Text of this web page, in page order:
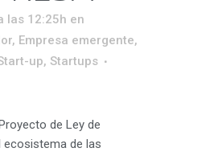
las 12:25h en
, Empresa emergente,
up, Startups
de Ley de
de las